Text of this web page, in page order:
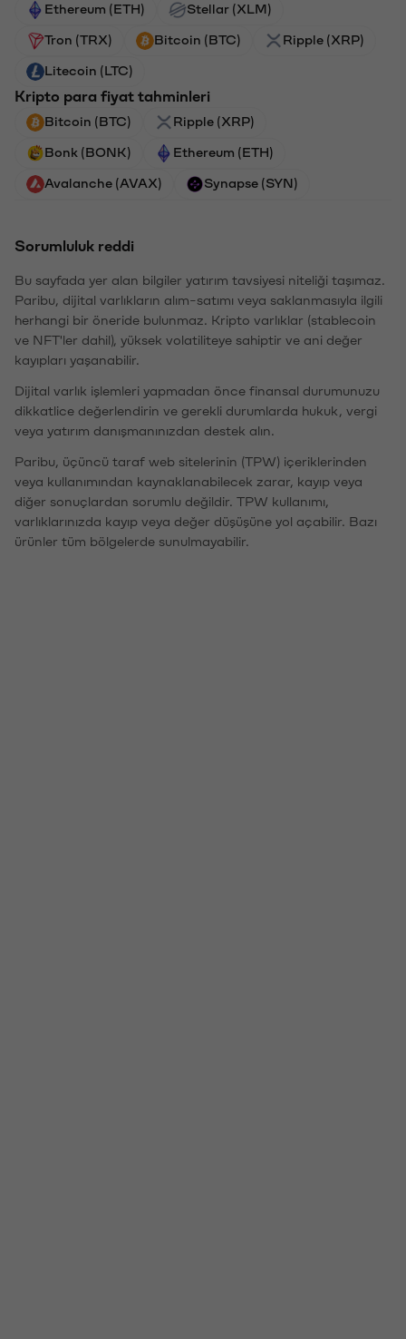
Ethereum (ETH) Stellar (XLM)
Tron (TRX) Bitcoin (BTC) Ripple (XRP)
Litecoin (LTC)
Kripto para fiyat tahminleri
Bitcoin (BTC) Ripple (XRP)
Bonk (BONK) Ethereum (ETH)
Avalanche (AVAX) Synapse (SYN)
Sorumluluk reddi
Bu sayfada yer alan bilgiler yatırım tavsiyesi niteliği taşımaz.
Paribu, dijital varlıkların alım-satımı veya saklanmasıyla ilgili
herhangi bir öneride bulunmaz. Kripto varlıklar (stablecoin
ve NFT'ler dahil), yüksek volatiliteye sahiptir ve ani değer
kayıpları yaşanabilir.
Dijital varlık işlemleri yapmadan önce finansal durumunuzu
dikkatlice değerlendirin ve gerekli durumlarda hukuk, vergi
veya yatırım danışmanınızdan destek alın.
Paribu, üçüncü taraf web sitelerinin (TPW) içeriklerinden
veya kullanımından kaynaklanabilecek zarar, kayıp veya
diğer sonuçlardan sorumlu değildir. TPW kullanımı,
varlıklarınızda kayıp veya değer düşüşüne yol açabilir. Bazı
ürünler tüm bölgelerde sunulmayabilir.